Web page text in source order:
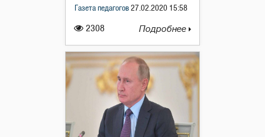
2308
Газета педагогов 27.02.2020 15:58
Подробнее